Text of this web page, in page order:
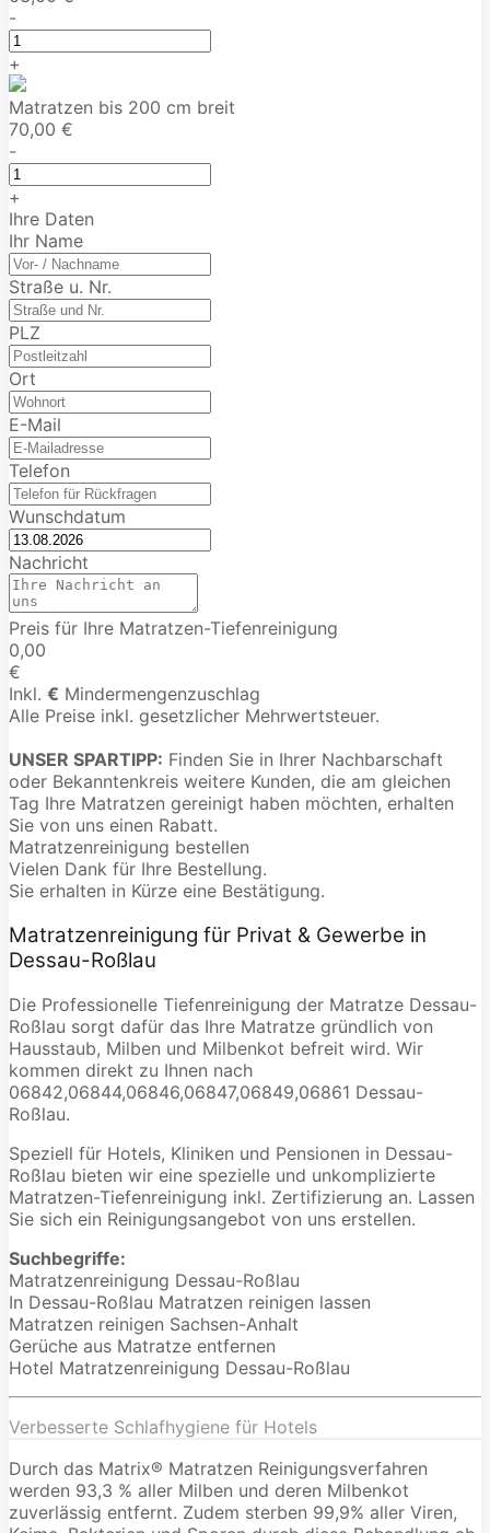
-
+
Matratzen bis 200 cm breit
70,00 €
-
+
Ihre Daten
Ihr Name
Straße u. Nr.
PLZ
Ort
E-Mail
Telefon
Wunschdatum
Nachricht
Preis für Ihre Matratzen-Tiefenreinigung
0,00
€
Inkl. € Mindermengenzuschlag
Alle Preise inkl. gesetzlicher Mehrwertsteuer.
UNSER SPARTIPP: Finden Sie in Ihrer Nachbarschaft
oder Bekanntenkreis weitere Kunden, die am gleichen
Tag Ihre Matratzen gereinigt haben möchten, erhalten
Sie von uns einen Rabatt.
Matratzenreinigung bestellen
Vielen Dank für Ihre Bestellung.
Sie erhalten in Kürze eine Bestätigung.
Matratzenreinigung für Privat & Gewerbe in
Dessau-Roßlau
Die Professionelle Tiefenreinigung der Matratze Dessau-
Roßlau sorgt dafür das Ihre Matratze gründlich von
Hausstaub, Milben und Milbenkot befreit wird. Wir
kommen direkt zu Ihnen nach
06842,06844,06846,06847,06849,06861 Dessau-
Roßlau.
Speziell für Hotels, Kliniken und Pensionen in Dessau-
Roßlau bieten wir eine spezielle und unkomplizierte
Matratzen-Tiefenreinigung inkl. Zertifizierung an. Lassen
Sie sich ein Reinigungsangebot von uns erstellen.
Suchbegriffe:
Matratzenreinigung Dessau-Roßlau
In Dessau-Roßlau Matratzen reinigen lassen
Matratzen reinigen Sachsen-Anhalt
Gerüche aus Matratze entfernen
Hotel Matratzenreinigung Dessau-Roßlau
Verbesserte Schlafhygiene für Hotels
Durch das Matrix® Matratzen Reinigungsverfahren
werden 93,3 % aller Milben und deren Milbenkot
zuverlässig entfernt. Zudem sterben 99,9% aller Viren,